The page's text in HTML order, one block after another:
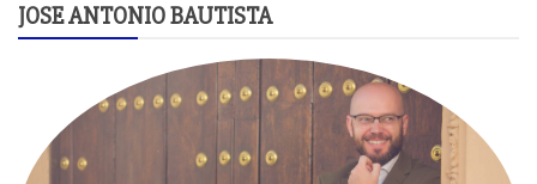
JOSE ANTONIO BAUTISTA